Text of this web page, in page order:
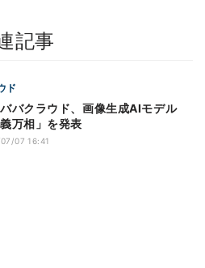
記事
ド
バクラウド、画像生成AIモデル
義万相」を発表
07 16:41